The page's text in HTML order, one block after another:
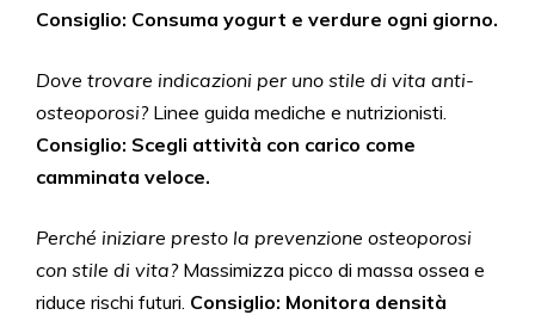
Consiglio: Consuma yogurt e verdure ogni giorno.
Dove trovare indicazioni per uno stile di vita anti-
osteoporosi?Linee guida mediche e nutrizionisti.
Consiglio: Scegli attività con carico come
camminata veloce.
Perché iniziare presto la prevenzione osteoporosi
con stile di vita?Massimizza picco di massa ossea e
riduce rischi futuri. Consiglio: Monitora densità